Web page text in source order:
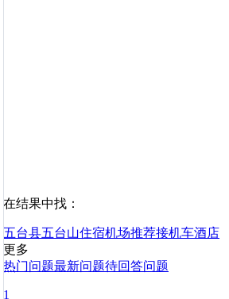
在结果中找：
五台县五台山住宿机场推荐接机车酒店
更多
热门问题最新问题待回答问题
1